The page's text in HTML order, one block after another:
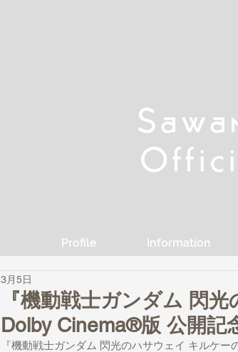
Sa w
Profile Information
Sa w
『機動戦士ガンダム 閃
Dolby Cinema®版 公開記
3月5日
『機動戦士ガンダム 閃光のハサウェイ キルケ